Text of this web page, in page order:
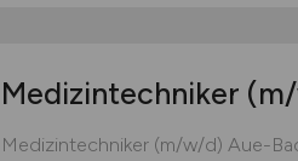
Medizintechniker
Medizintechniker (m/w/d) Aue-